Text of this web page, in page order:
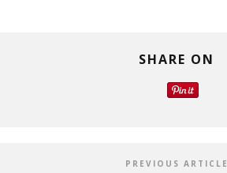
SHARE ON
PREVIOUS ARTICLE